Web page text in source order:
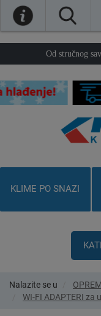
Od stručnog
KLIME PO SNAZI
Nalazite se u
WI-FI ADAPTERI za